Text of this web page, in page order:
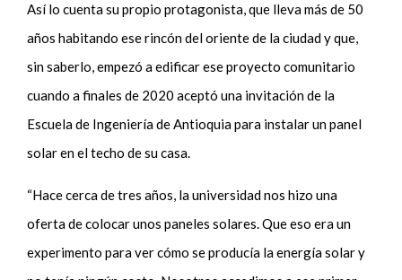
Así lo cuenta su propio protagonista, que lleva más de 50
años habitando ese rincón del oriente de la ciudad y que,
sin saberlo, empezó a edificar ese proyecto comunitario
cuando a finales de 2020 aceptó una invitación de la
Escuela de Ingeniería de Antioquia para instalar un panel
solar en el techo de su casa.
“Hace cerca de tres años, la universidad nos hizo una
oferta de colocar unos paneles solares. Que eso era un
experimento para ver cómo se producía la energía solar y